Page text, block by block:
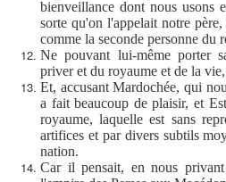
bienveillance dont nous usons
sorte qu'on l'appelait notre
comme la seconde personne du
Ne pouvant lui-même porter
priver et du royaume et de la vie,
Et, accusant Mardochée, qui
a fait beaucoup de plaisir, et
royaume, laquelle est sans
artifices et par divers subtils
nation.
Car il pensait, en nous